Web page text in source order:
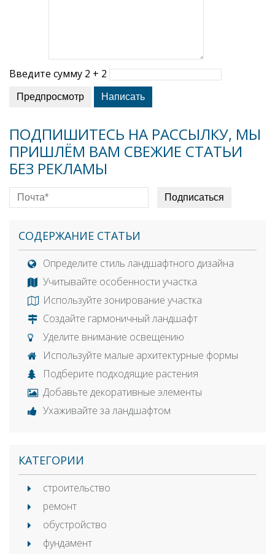
Введите сумму 2 + 2
ПОДПИШИТЕСЬ НА РАССЫЛКУ, МЫ
ПРИШЛЁМ ВАМ СВЕЖИЕ СТАТЬИ
БЕЗ РЕКЛАМЫ
СОДЕРЖАНИЕ СТАТЬИ
Определите стиль ландшафтного дизайна
Учитывайте особенности участка
Используйте зонирование участка
Создайте гармоничный ландшафт
Уделите внимание освещению
Используйте малые архитектурные формы
Подберите подходящие растения
Добавьте декоративные элементы
Ухаживайте за ландшафтом
КАТЕГОРИИ
строительство
ремонт
обустройство
фундамент